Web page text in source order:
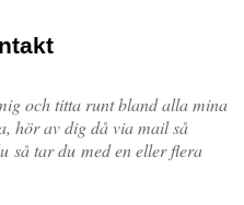
och titta runt bland alla mina
hör av dig då via mail så
så tar du med en eller flera